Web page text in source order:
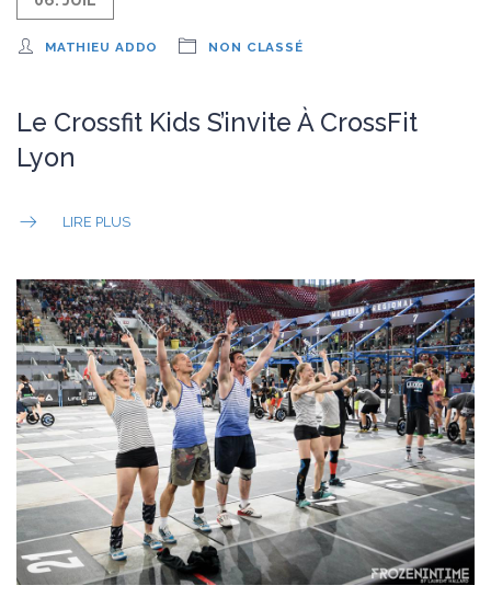
MATHIEU ADDO NON CLASSÉ
Le Crossfit Kids S’invite À CrossFit
Lyon
LIRE PLUS